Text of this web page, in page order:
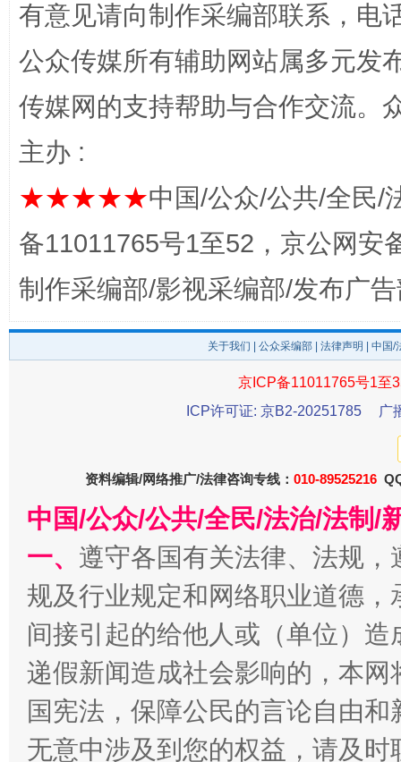
东山县通报“牛蛙产品抗生素超标问题” 法
千年窑火 生生不息 一
揭开“小金库”的免责幌子
有意见请向制作采编部联系，电
公众传媒所有辅助网站属多元发
传媒网的支持帮助与合作交流。
主办 :
★★★★★中国/公众/公共/全民/
备11011765号1至52，京公网安
制作采编部/影视采编部/发布广
关于我们 公众采编部 法律声明 | 中国
京ICP备11011765号1至
ICP许可证: 京B2-20251785
广
资料编辑/网络推广/法律咨询专线： 010-89525216
中国/公众/公共/全民/法治/法制/
一、 遵守各国有关法律、法规
规及行业规定和网络职业道德
间接引起的给他人或（单位）
递假新闻造成社会影响的，本
国宪法，保障公民的言论自由
无意中涉及到您的权益，请及